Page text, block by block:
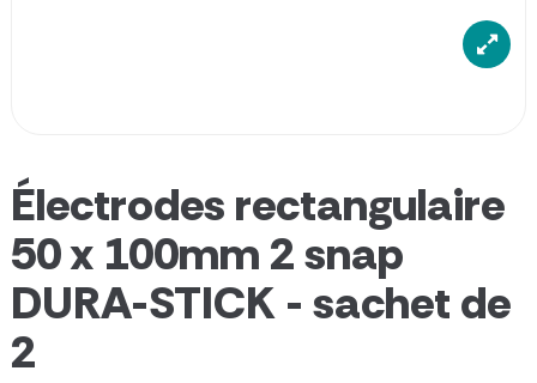
Électrodes rectangulaire
50 x 100mm 2 snap
DURA-STICK - sachet de
2